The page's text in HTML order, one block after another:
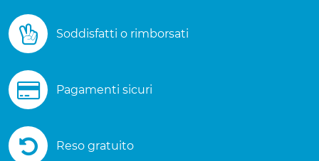
Soddisfatti o rimborsati
Pagamenti sicuri
Reso gratuito